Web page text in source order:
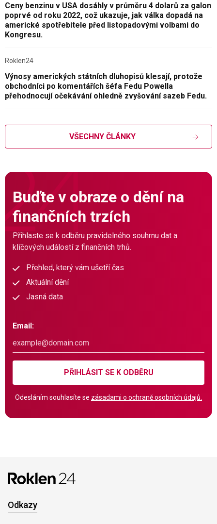
Ceny benzinu v USA dosáhly v průměru 4 dolarů za galon
poprvé od roku 2022, což ukazuje, jak válka dopadá na
americké spotřebitele před listopadovými volbami do
Kongresu.
Roklen24
Výnosy amerických státních dluhopisů klesají, protože
obchodníci po komentářích šéfa Fedu Powella
přehodnocují očekávání ohledně zvyšování sazeb Fedu.
VŠECHNY ČLÁNKY
Buďte v obraze o dění na
finančních trzích
Přihlaste se k odběru pravidelného souhrnu dat a
klíčových událostí z finančních trhů.
Přehled, který vám ušetří čas
Aktuální dění
Jasná data
Email:
PŘIHLÁSIT SE K ODBĚRU
Odesláním souhlasíte se zásadami o ochraně osobních údajů.
Odkazy